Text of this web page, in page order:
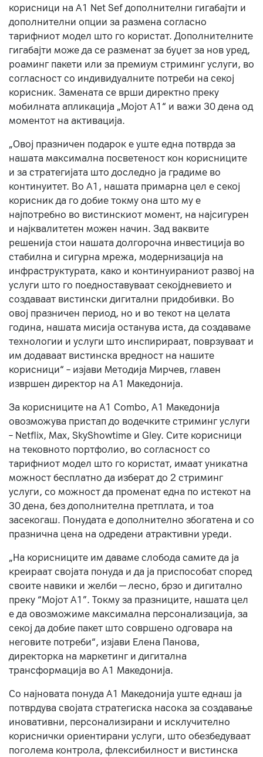
корисници на A1 Net Sef дополнителни гигабајти и
дополнителни опции за размена согласно
тарифниот модел што го користат. Дополнителните
гигабајти може да се разменат за буџет за нов уред,
роаминг пакети или за премиум стриминг услуги, во
согласност со индивидуалните потреби на секој
корисник. Замената се врши директно преку
мобилната апликација „Мојот А1“ и важи 30 дена од
моментот на активација.
„Овој празничен подарок е уште една потврда за
нашата максимална посветеност кон корисниците
и за стратегијата што доследно ја градиме во
континуитет. Во А1, нашата примарна цел е секој
корисник да го добие токму она што му е
најпотребно во вистинскиот момент, на најсигурен
и најквалитетен можен начин. Зад ваквите
решенија стои нашата долгорочна инвестиција во
стабилна и сигурна мрежа, модернизација на
инфраструктурата, како и континуираниот развој на
услуги што го поедноставуваат секојдневието и
создаваат вистински дигитални придобивки. Во
овој празничен период, но и во текот на целата
година, нашата мисија останува иста, да создаваме
технологии и услуги што инспирираат, поврзуваат и
им додаваат вистинска вредност на нашите
корисници“ – изјави Методија Мирчев, главен
извршен директор на А1 Македонија.
За корисниците на A1 Combo, А1 Македонија
овозможува пристап до водечките стриминг услуги
– Netflix, Max, SkyShowtime и Gley. Сите корисници
на тековното портфолио, во согласност со
тарифниот модел што го користат, имаат уникатна
можност бесплатно да изберат до 2 стриминг
услуги, со можност да променат една по истекот на
30 дена, без дополнителна претплата, и тоа
засекогаш. Понудата е дополнително збогатена и со
празнична цена на одредени атрактивни уреди.
„На корисниците им даваме слобода самите да ја
креираат својата понуда и да ја приспособат според
своите навики и желби — лесно, брзо и дигитално
преку “Мојот А1”. Токму за празниците, нашата цел
е да овозможиме максимална персонализација, за
секој да добие пакет што совршено одговара на
неговите потреби“, изјави Елена Панова,
директорка на маркетинг и дигитална
трансформација во А1 Македонија.
Со најновата понуда А1 Македонија уште еднаш ја
потврдува својата стратегиска насока за создавање
иновативни, персонализирани и исклучително
кориснички ориентирани услуги, што обезбедуваат
поголема контрола, флексибилност и вистинска